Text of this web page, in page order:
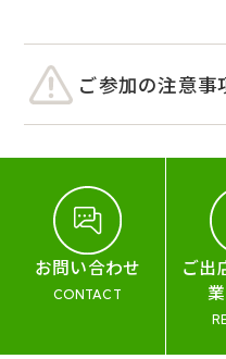
ご参加の注意事
お問い合わせ
CONTACT
ご出